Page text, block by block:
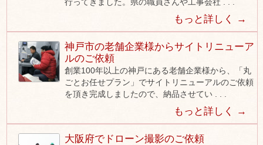
もっと詳しく →
神戸市の老舗企業様からサイトリニューア
ルのご依頼
創業100年以上の神戸にある老舗企業様から、「丸
ごとお任せプラン」でサイトリニューアルのご依頼
を頂き完成しましたので、納品させてい . . .
もっと詳しく →
大阪府でドローン撮影のご依頼